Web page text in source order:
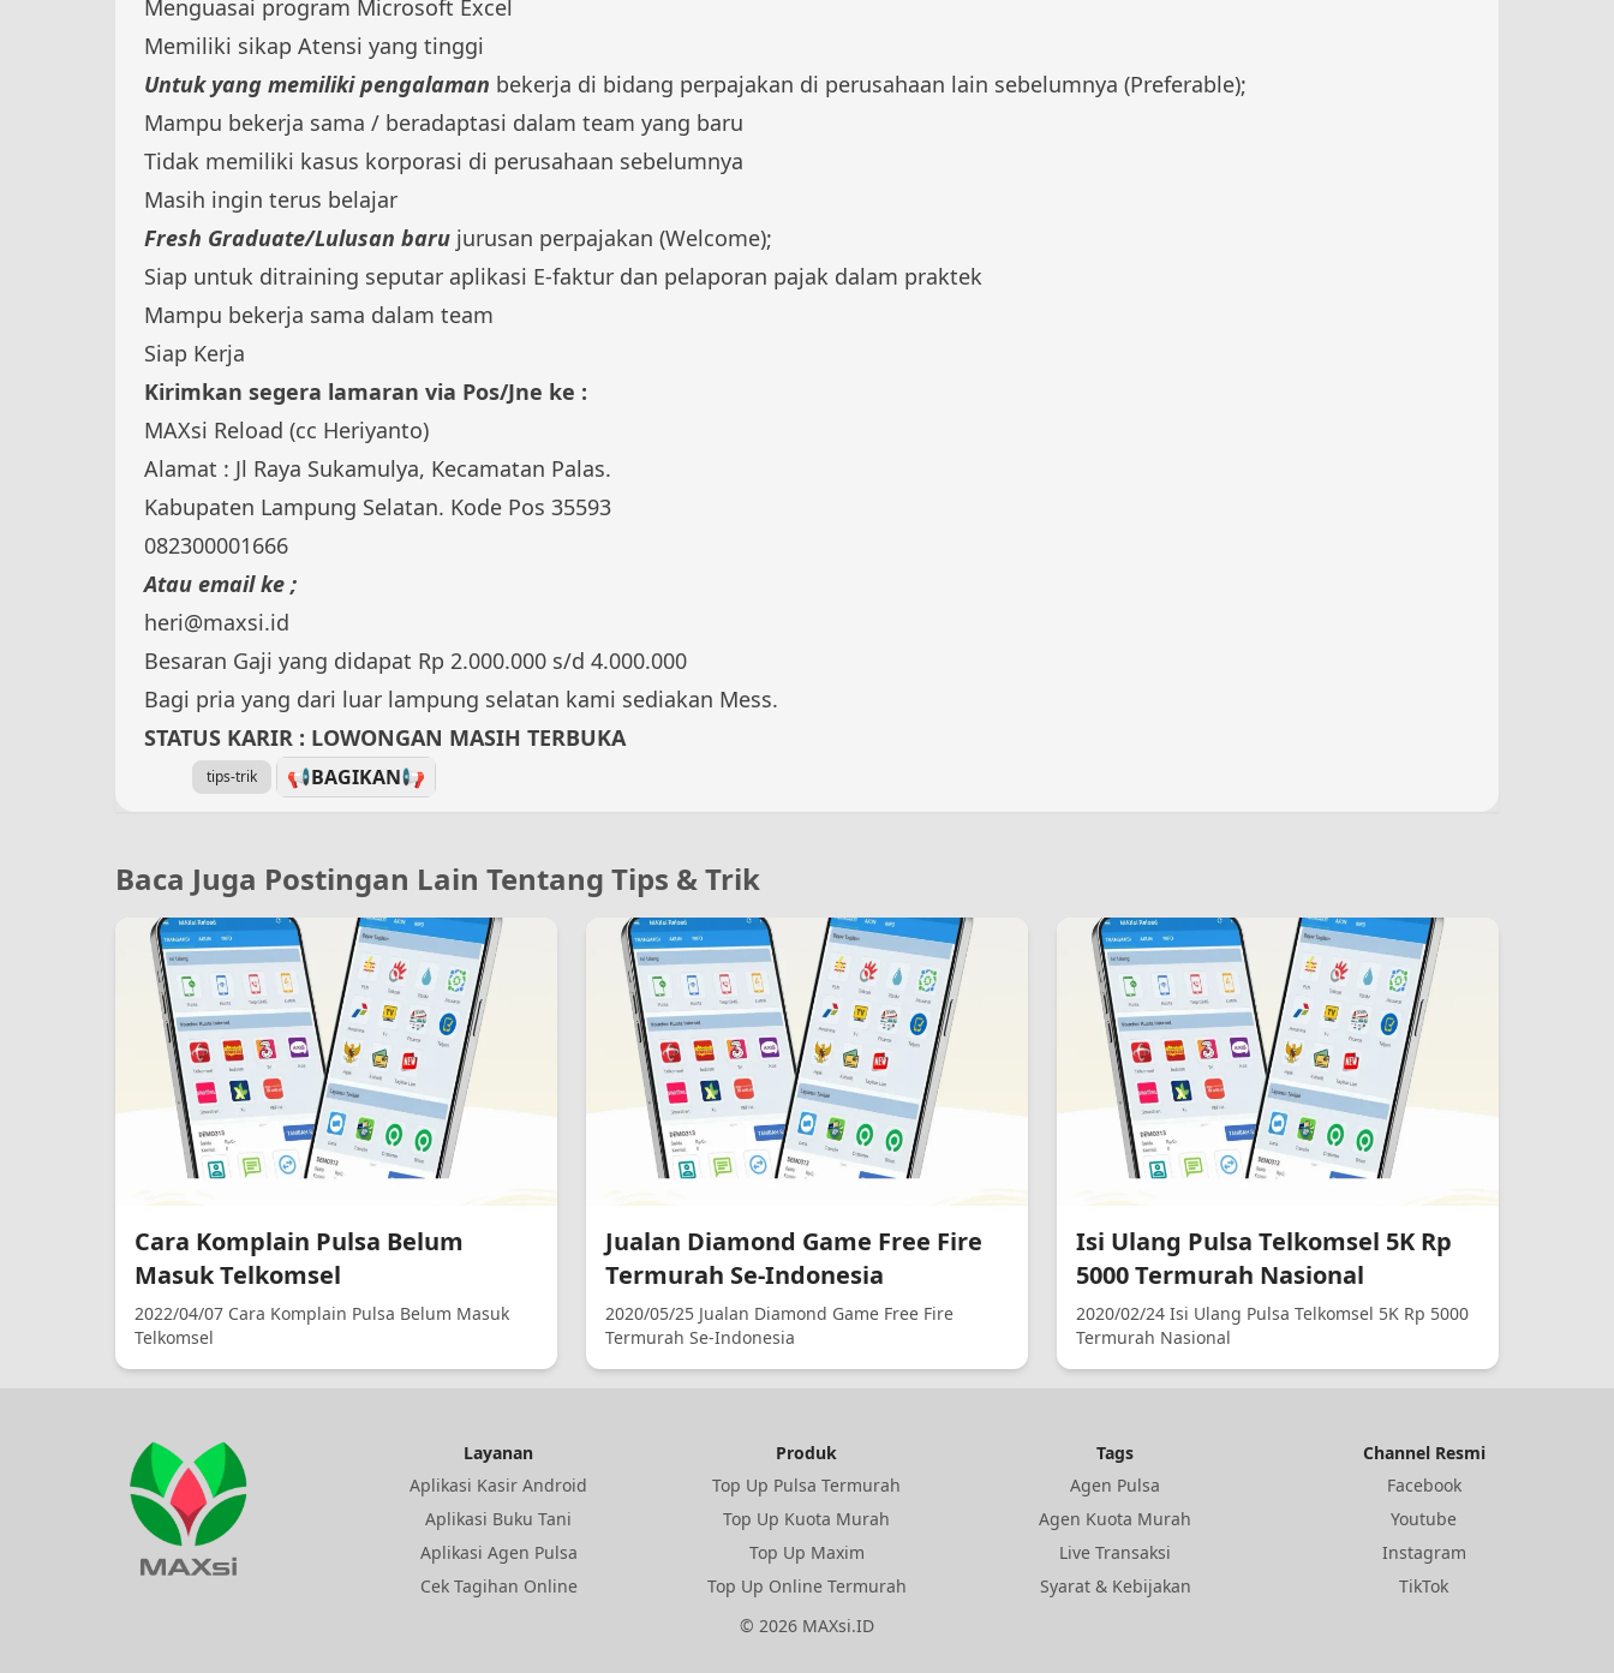
Menguasai program Microsoft Excel
Memiliki sikap Atensi yang tinggi
Untuk yang memiliki pengalaman bekerja di bidang perpajakan di perusahaan lain sebelumnya (Preferable);
Mampu bekerja sama / beradaptasi dalam team yang baru
Tidak memiliki kasus korporasi di perusahaan sebelumnya
Masih ingin terus belajar
Fresh Graduate/Lulusan baru jurusan perpajakan (Welcome);
Siap untuk ditraining seputar aplikasi E-faktur dan pelaporan pajak dalam praktek
Mampu bekerja sama dalam team
Siap Kerja
Kirimkan segera lamaran via Pos/Jne ke :
MAXsi Reload (cc Heriyanto)
Alamat : Jl Raya Sukamulya, Kecamatan Palas.
Kabupaten Lampung Selatan. Kode Pos 35593
082300001666
Atau email ke ;
heri@maxsi.id
Besaran Gaji yang didapat Rp 2.000.000 s/d 4.000.000
Bagi pria yang dari luar lampung selatan kami sediakan Mess.
STATUS KARIR : LOWONGAN MASIH TERBUKA
tips-trik 📢BAGIKAN📢
Baca Juga Postingan Lain Tentang Tips & Trik
Cara Komplain Pulsa Belum
Masuk Telkomsel
2022/04/07 Cara Komplain Pulsa Belum Masuk
Telkomsel
Jualan Diamond Game Free Fire
Termurah Se-Indonesia
2020/05/25 Jualan Diamond Game Free Fire
Termurah Se-Indonesia
Isi Ulang Pulsa Telkomsel 5K Rp
5000 Termurah Nasional
2020/02/24 Isi Ulang Pulsa Telkomsel 5K Rp 5000
Termurah Nasional
Layanan
Aplikasi Kasir Android
Aplikasi Buku Tani
Aplikasi Agen Pulsa
Cek Tagihan Online
Produk
Top Up Pulsa Termurah
Top Up Kuota Murah
Top Up Maxim
Top Up Online Termurah
Tags
Agen Pulsa
Agen Kuota Murah
Live Transaksi
Syarat & Kebijakan
Channel Resmi
Facebook
Youtube
Instagram
TikTok
© 2026 MAXsi.ID